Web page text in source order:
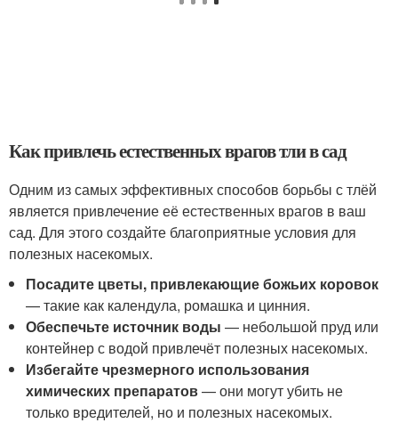
Как привлечь естественных врагов тли в сад
Одним из самых эффективных способов борьбы с тлёй
является привлечение её естественных врагов в ваш
сад. Для этого создайте благоприятные условия для
полезных насекомых.
Посадите цветы, привлекающие божьих коровок
— такие как календула, ромашка и цинния.
Обеспечьте источник воды — небольшой пруд или
контейнер с водой привлечёт полезных насекомых.
Избегайте чрезмерного использования
химических препаратов— они могут убить не
только вредителей, но и полезных насекомых.